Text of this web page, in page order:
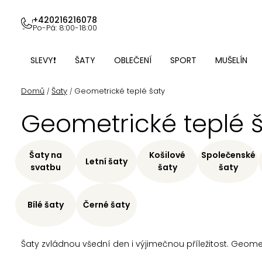
obsah
+420216216078
Po-Pá: 8:00-18:00
SLEVY❗ ŠATY OBLEČENÍ SPORT MUŠELÍN
Domů / Šaty / Geometrické teplé šaty
Geometrické teplé
Šaty zvládnou všední den i výjimečnou příležitost.
Šaty na
svatbu
Letní šaty
Košilové
šaty
Společenské
šaty
Bílé šaty Černé šaty